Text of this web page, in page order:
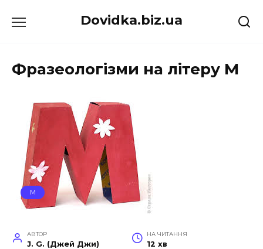
до
Dovidka.biz.ua
Фразеологізми на літеру М
М
АВТОР
J. G. (Джей Джи)
НА ЧИТАННЯ
12 хв